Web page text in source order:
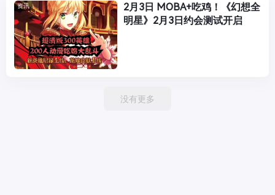
资讯
2月3日 MOBA+吃鸡！《幻想全
明星》2月3日约会测试开启
没有更多